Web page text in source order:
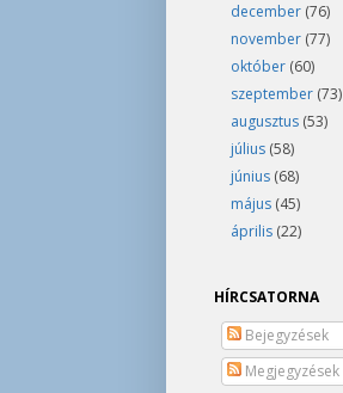
december (76)
november (77)
október (60)
szeptember (73)
augusztus (53)
július (58)
június (68)
május (45)
április (22)
HÍRCSATORNA
Bejegyzések
Megjegyzések